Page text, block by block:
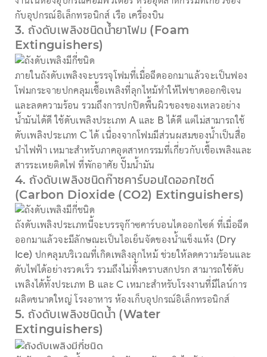
กับอุปกรณ์อิเล็กทรอนิกส์ เรือ เครื่องบิน
3. ถังดับเพลิงชนิดน้ำยาโฟม (Foam
Extinguishers)
ภายในถังดับเพลิงจะบรรจุโฟมที่เมื่อฉีดออกมาแล้วจะเป็นฟอง
โฟมกระจายปกคลุมเชื้อเพลิงที่ลุกไหม้ทำให้ไฟขาดออกซิเจน
และลดความร้อน รวมถึงการปกปิดพื้นผิวของของเหลวอย่าง
น้ำมันได้ดี ใช้ดับเพลิงประเภท A และ B ได้ดี แต่ไม่สามารถใช้
ดับเพลิงประเภท C ได้ เนื่องจากโฟมมีส่วนผสมของน้ำเป็นสื่อ
นำไฟฟ้า เหมาะสำหรับภาคอุตสาหกรรมที่เกี่ยวกับเชื้อเพลิงและ
สารระเหยติดไฟ ที่พักอาศัย ปั๊มน้ำมัน
4. ถังดับเพลิงชนิดก๊าซคาร์บอนไดออกไซด์
(Carbon Dioxide (CO2) Extinguishers)
ถังดับเพลิงประเภทนี้จะบรรจุก๊าซคาร์บอนไดออกไซด์ ที่เมื่อฉีด
ออกมาแล้วจะมีลักษณะเป็นไอเย็นจัดของน้ำแข็งแห้ง (Dry
Ice) ปกคลุมบริเวณที่เกิดเพลิงลุกไหม้ ช่วยให้ลดความร้อนและ
ดับไฟได้อย่างรวดเร็ว รวมถึงไม่ทิ้งคราบสกปรก สามารถใช้ดับ
เพลิงได้ทั้งประเภท B และ C เหมาะสำหรับโรงงานที่มีไลน์การ
ผลิตขนาดใหญ่ โรงอาหาร ห้องเก็บอุปกรณ์อิเล็กทรอนิกส์
5. ถังดับเพลิงชนิดน้ำ (Water
Extinguishers)